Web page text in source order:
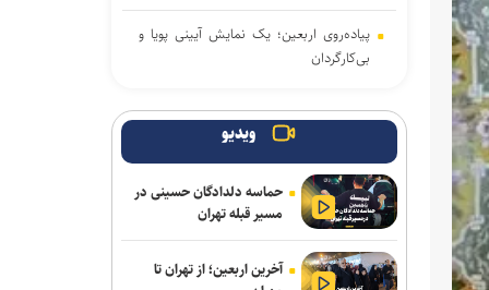
پیاده‌روی اربعین؛ یک نمایش آیینی پویا و
بی‌کارگردان
پیام تسلیت وزیر فرهنگ در پی درگذشت
نویسنده پیشکسوت مطبوعات
«محمد حقیقی» درگذشت
اربعین امسال جلوه‌ای از وفاداری امت
اسلامی به قائد شهید بود
ویدیو
حماسه دلدادگان حسینی در
مسیر قبله تهران
آخرین اربعین؛ از تهران تا